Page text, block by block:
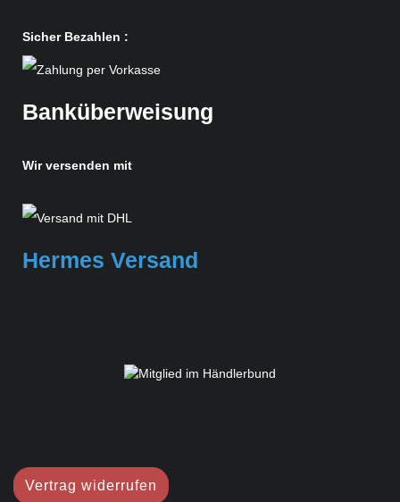
Sicher Bezahlen :
Banküberweisung
Wir versenden mit
Hermes Versand
Vertrag widerrufen